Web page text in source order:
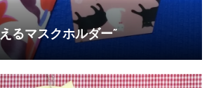
るマスクホルダー”